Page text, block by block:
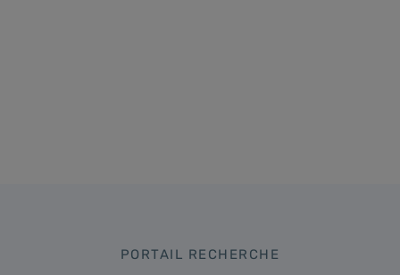
PORTAIL RECHERCHE